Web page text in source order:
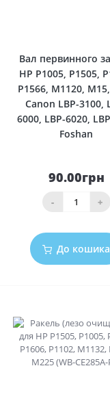
Вал первинного
HP P1005, P1505,
P1566, M1120,
Canon LBP-3100,
6000, LBP-6020,
Foshan
90.00грн
- +
До кошика